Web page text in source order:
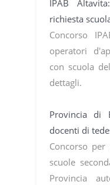
IPAB
richiesta
Concorso
operatori
con scuola
dettagli.
Provincia di
docenti di
Concorso
scuole
Provincia